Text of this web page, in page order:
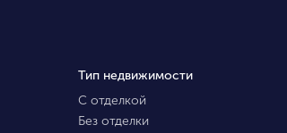
Тип недвижимости
С отделкой
Без отделки